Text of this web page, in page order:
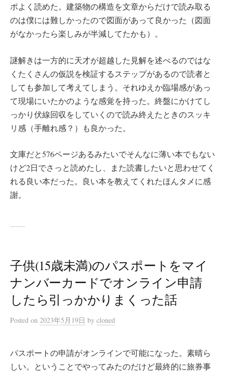
ポよく読めた。建築物の構造を文章からだけで読み取る
のは僕には難しかったので図面があって良かった（図面
がなかったら楽しみが半減してたかも）。
謎解きは一方的に天才が超越した見解を述べるのではな
くたくさんの仮説を検証するステップがあるので読者と
しても参加して考えてしまう。それゆえか臨場感があっ
て現場にいたかのような感覚を持った。終盤にかけてし
っかり伏線回収をしていくので読み終えたときのスッキ
リ感（手離れ感？）も良かった。
文庫だと576ページあるみたいでそんなに薄い本でもない
けど2日でさっと読めたし、また読書したいと思わせてく
れる良い本だった。良い本を教えてくれたほんタメに感
謝。
子供(15歳未満)のパスポートをマイ
ナンバーカードでオンライン申請
したら引っかかりまくった話
Posted on 2023年5月19日 by cloned
パスポートの申請がオンラインで可能になった。素晴ら
しい。ということでやってみたのだけど最終的に旅券事